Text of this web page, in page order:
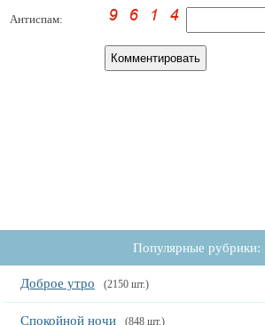
Антиспам:
Популярные рубрики:
Доброе утро (2150 шт.)
Спокойной ночи (848 шт.)